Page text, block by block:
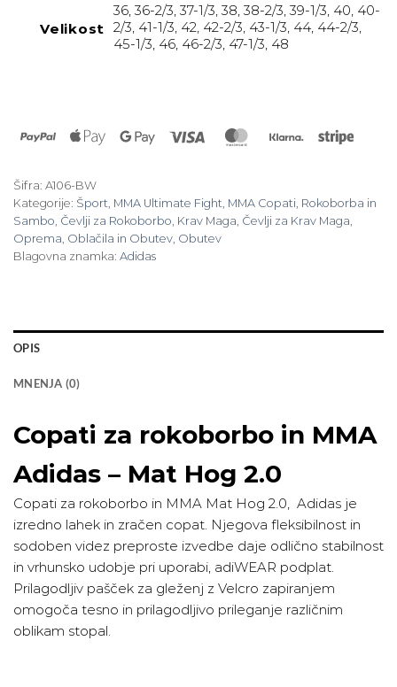
Velikost
36, 36-2/3, 37-1/3, 38, 38-2/3, 39-1/3, 40, 40-
2/3, 41-1/3, 42, 42-2/3, 43-1/3, 44, 44-2/3,
45-1/3, 46, 46-2/3, 47-1/3, 48
PayPal Apple
Google
Visa MasterCardKlarna Stripe
Šifra: A106-BW
Kategorije: Šport, MMA Ultimate Fight, MMA Copati, Rokoborba in
Sambo, Čevlji za Rokoborbo, Krav Maga, Čevlji za Krav Maga,
Oprema, Oblačila in Obutev, Obutev
Blagovna znamka: Adidas
OPIS
MNENJA (0)
Copati za rokoborbo in MMA
Adidas – Mat Hog 2.0
Copati za rokoborbo in MMA Mat Hog 2.0, Adidas je
izredno lahek in zračen copat. Njegova fleksibilnost in
sodoben videz preproste izvedbe daje odlično stabilnost
in vrhunsko udobje pri uporabi, adiWEAR podplat.
Prilagodljiv pašček za gleženj z Velcro zapiranjem
omogoča tesno in prilagodljivo prileganje različnim
oblikam stopal.